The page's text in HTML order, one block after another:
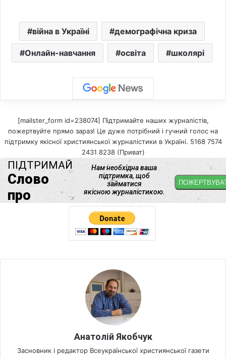
війна в Україні демографічна криза
Онлайн-навчання освіта школярі
[mailster_form id=238074] Підтримайте наших журналістів,
пожертвуйте прямо зараз! Це дуже потрібний і гучний голос на
підтримку якісної християнської журналістики в Україні. 5168 7574
2431 8238 (Приват)
Анатолій Якобчук
Засновник і редактор Всеукраїнської християнської газети